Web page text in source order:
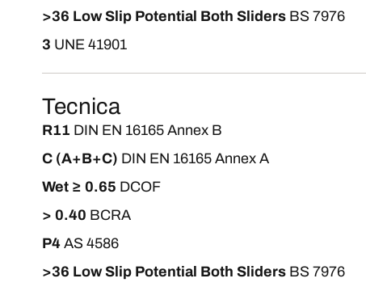
>36 Low Slip Potential Both Sliders BS 7976
3 UNE 41901
Tecnica
R11 DIN EN 16165 Annex B
C (A+B+C) DIN EN 16165 Annex A
Wet ≥ 0.65 DCOF
> 0.40 BCRA
P4 AS 4586
>36 Low Slip Potential Both Sliders BS 7976